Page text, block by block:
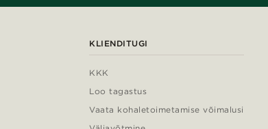
KLIENDITUGI
KKK
Loo tagastus
Vaata kohaletoimetamise võimalusi